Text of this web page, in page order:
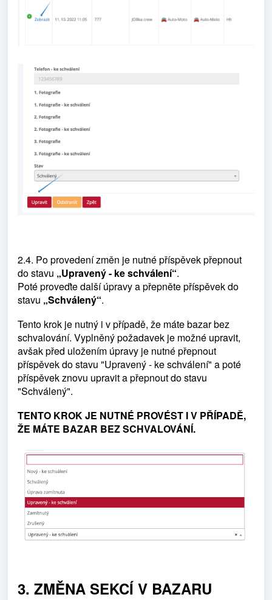
2.4. Po provedení změn je nutné příspěvek přepnout
do stavu „Upravený - ke schválení“.
Poté proveďte další úpravy a přepněte příspěvek do
stavu „Schválený“.
Tento krok je nutný i v případě, že máte bazar bez
schvalování. Vyplněný požadavek je možné upravit,
avšak před uložením úpravy je nutné přepnout
příspěvek do stavu "Upravený - ke schválení" a poté
příspěvek znovu upravit a přepnout do stavu
"Schválený".
TENTO KROK JE NUTNÉ PROVÉST I V PŘÍPADĚ,
ŽE MÁTE BAZAR BEZ SCHVALOVÁNÍ.
3. ZMĚNA SEKCÍ V BAZARU